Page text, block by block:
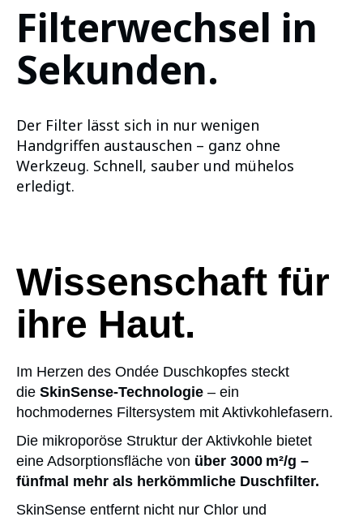
Filterwechsel in
Sekunden.
Der Filter lässt sich in nur wenigen
Handgriffen austauschen – ganz ohne
Werkzeug. Schnell, sauber und mühelos
erledigt.
Wissenschaft für
ihre Haut.
Im Herzen des Ondée Duschkopfes steckt
die SkinSense-Technologie – ein
hochmodernes Filtersystem mit Aktivkohlefasern.
Die mikroporöse Struktur der Aktivkohle bietet
eine Adsorptionsfläche von über 3000 m²/g –
fünfmal mehr als herkömmliche Duschfilter.
SkinSense entfernt nicht nur Chlor und